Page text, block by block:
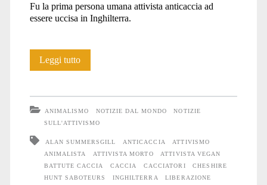
Fu la prima persona umana attivista anticaccia ad
essere uccisa in Inghilterra.
Leggi tuttoRicordando
ANIMALISMO NOTIZIE DAL MONDO
NOTIZIE
SULL'ATTIVISMO
ALAN SUMMERSGILL ANTICACCIA
ATTIVISMO
ANIMALISTA
ATTIVISTA MORTO
ATTIVISTA VEGAN
BATTUTE CACCIA
CACCIA CACCIATORI
CHESHIRE
HUNT SABOTEURS
INGHILTERRA
LIBERAZIONE